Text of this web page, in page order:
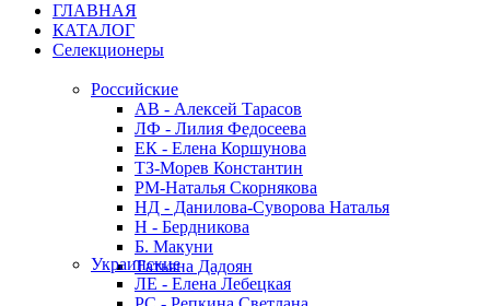
ГЛАВНАЯ
КАТАЛОГ
Селекционеры
Российские
АВ - Алексей Тарасов
ЛФ - Лилия Федосеева
ЕК - Елена Коршунова
ТЗ-Морев Константин
РМ-Наталья Скорнякова
НД - Данилова-Суворова Наталья
Н - Бердникова
Б. Макуни
Татьяна Дадоян
Украинские
ЛЕ - Елена Лебецкая